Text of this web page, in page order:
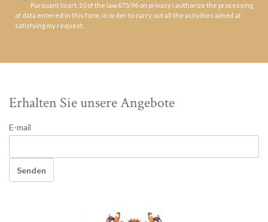
Pursuant to art. 10 of the law 675/96 on privacy I authorize the processing
of data entered in this form, in order to carry out all the activities aimed at
satisfying my request.
Erhalten Sie unsere Angebote
E-mail